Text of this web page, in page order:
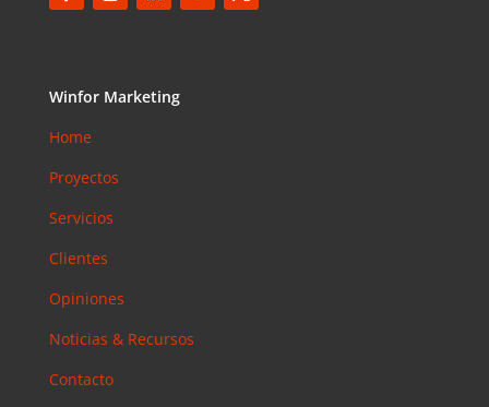
invertir en
Winfor Marketing
Home
Proyectos
Servicios
Clientes
Opiniones
Noticias & Recursos
Contacto